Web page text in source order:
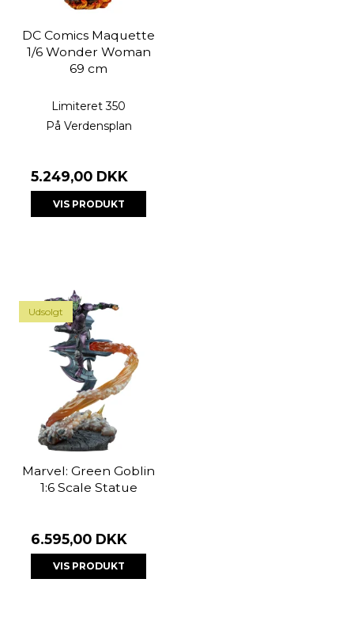
DC Comics Maquette
1/6 Wonder Woman
69 cm
Limiteret 350
På Verdensplan
5.249,00 DKK
VIS PRODUKT
Udsolgt
Marvel: Green Goblin
1:6 Scale Statue
6.595,00 DKK
VIS PRODUKT